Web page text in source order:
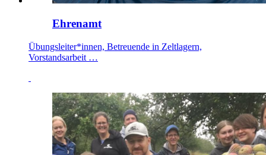
Ehrenamt
Übungsleiter*innen, Betreuende in Zeltlagern,
Vorstandsarbeit …